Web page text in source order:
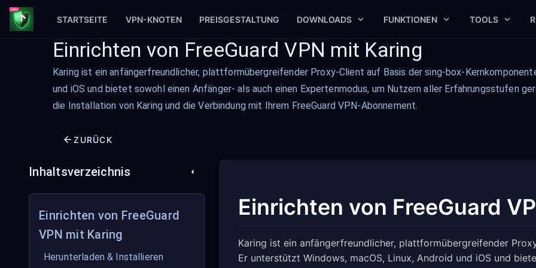
STARTSEITE VPN-KNOTEN PREISGESTALTUNG DOWNLOADS FUNKTIONEN TOOLS
Einrichten von FreeGuard VPN mit Karing
Karing ist ein anfängerfreundlicher, plattformübergreifender Proxy-Client auf Basis der sing-box-
und iOS und bietet sowohl einen Anfänger- als auch einen Expertenmodus, um Nutzern aller Erfahrungsstufen
die Installation von Karing und die Verbindung mit Ihrem FreeGuard VPN-Abonnement.
ZURÜCK
Inhaltsverzeichnis
Einrichten von FreeGuard
VPN mit Karing
Herunterladen & Installieren
Einrichten von FreeGuard
Karing ist ein anfängerfreundlicher, plattformübergreifender
Er unterstützt Windows, macOS, Linux, Android und iOS und